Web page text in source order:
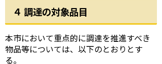
４ 調達の対象品目
本市において重点的に調達を推進すべき
物品等については、以下のとおりとす
る。